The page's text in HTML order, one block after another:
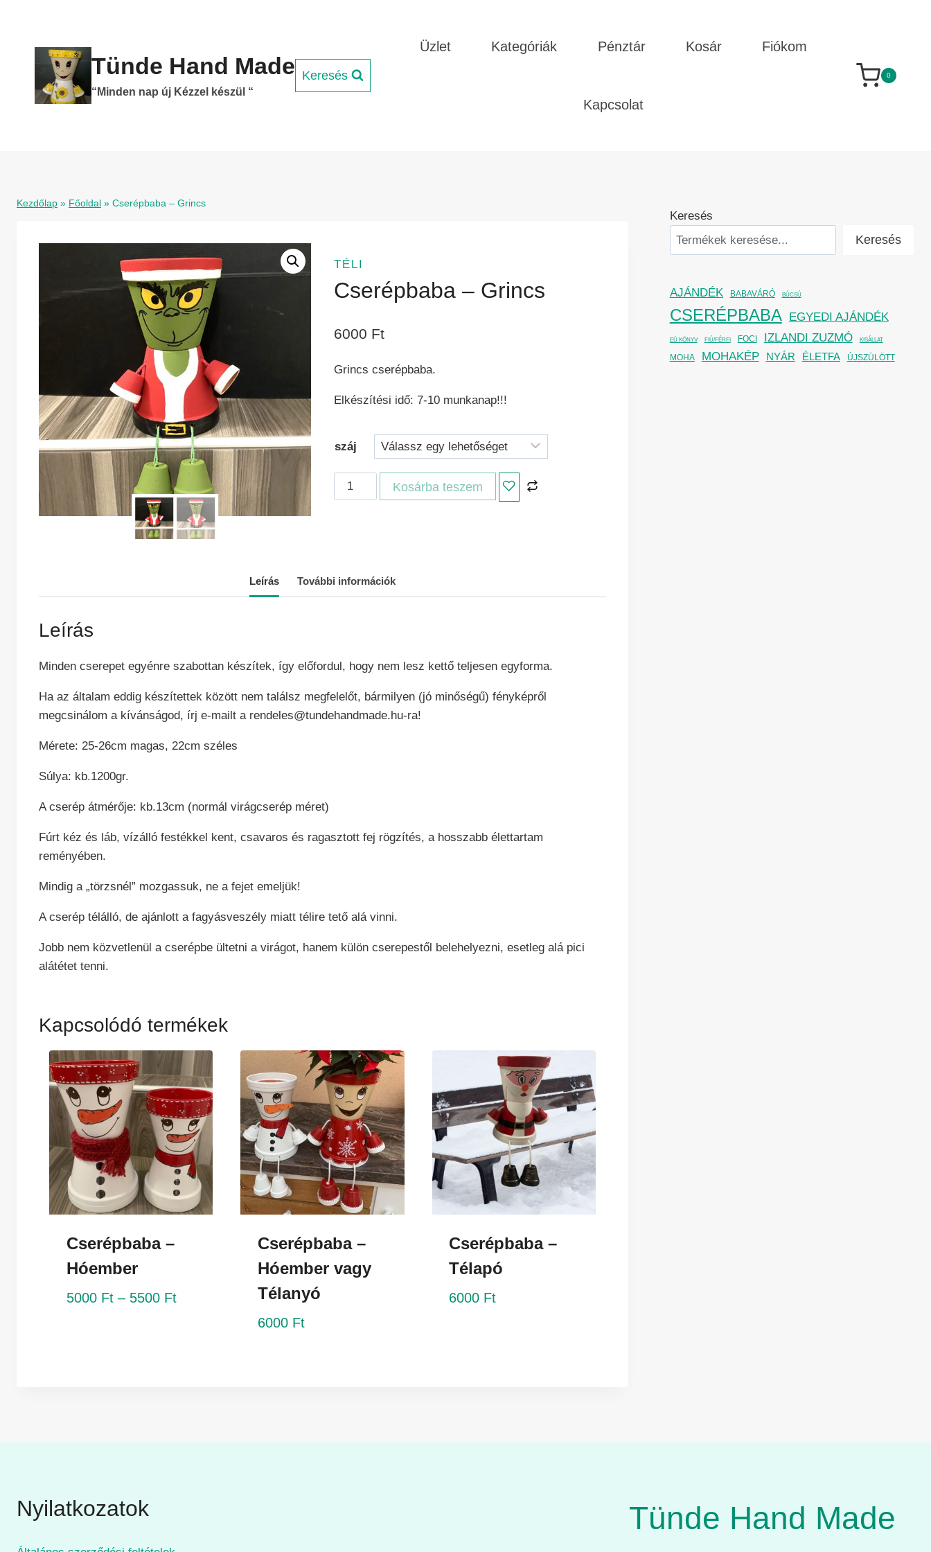
content
Tünde Hand Made
“Minden nap új Kézzel készül “
Keresés
Üzlet Kategóriák Pénztár Kosár Fiókom
Kapcsolat
0
Kezdőlap » Főoldal » Cserépbaba – Grincs
TÉLI
Cserépbaba – Grincs
6000 Ft
Grincs cserépbaba.
Elkészítési idő: 7-10 munkanap!!!
száj
Cserépbaba
-
Kosárba teszem
Leírás További információk
Leírás
Minden cserepet egyénre szabottan készítek, így előfordul, hogy nem lesz kettő teljesen egyforma.
Ha az általam eddig készítettek között nem találsz megfelelőt, bármilyen (jó minőségű) fényképről
megcsinálom a kívánságod, írj e-mailt a rendeles@tundehandmade.hu-ra!
Mérete: 25-26cm magas, 22cm széles
Súlya: kb.1200gr.
A cserép átmérője: kb.13cm (normál virágcserép méret)
Fúrt kéz és láb, vízálló festékkel kent, csavaros és ragasztott fej rögzítés, a hosszabb élettartam
reményében.
Mindig a „törzsnél” mozgassuk, ne a fejet emeljük!
A cserép télálló, de ajánlott a fagyásveszély miatt télire tető alá vinni.
Jobb nem közvetlenül a cserépbe ültetni a virágot, hanem külön cserepestől belehelyezni, esetleg alá pici
alátétet tenni.
Kapcsolódó termékek
Cserépbaba –
Hóember
5000 Ft – 5500 FtÁrtartomány:
Cserépbaba –
Hóember vagy
Télanyó
6000 Ft
Cserépbaba –
Télapó
6000 Ft
Keresés
Keresés
AJÁNDÉK BABAVÁRÓ BÚCSÚ
CSERÉPBABA EGYEDI AJÁNDÉK
EÜ KÖNYV FIÚ/FÉRFI FOCI IZLANDI ZUZMÓ KISÁLLAT
MOHA MOHAKÉP NYÁR ÉLETFA ÚJSZÜLÖTT
Nyilatkozatok Tünde Hand Made